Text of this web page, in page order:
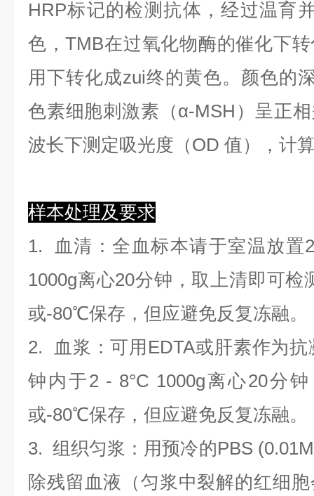
HRP标记的检测抗体，经过温育
色，TMB在过氧化物酶的催化下
用下转化成zui终的黄色。颜色的
色素细胞刺激素（α-MSH）呈正
波长下测定吸光度（OD 值），计
样本处理及要求
1.
血清 ：全血标本请于室温放
1000g离心20分钟，取上清即可
或-80℃保存，但应避免反复冻融。
2.
血浆 ：可用EDTA或肝素作为
钟内于2 - 8°C 1000g离心20分
或-80℃保存，但应避免反复冻融。
3.组织匀浆 ：用预冷的PBS
除残留血液（匀浆中裂解的红细